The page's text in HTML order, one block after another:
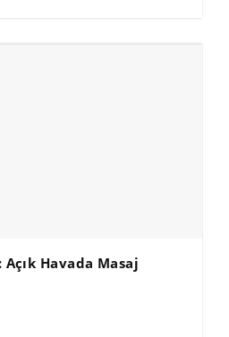
Havada Masaj